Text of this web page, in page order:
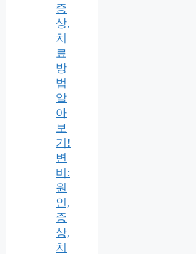
증
상,
치
료
방
법
알
아
보
기!
변
비:
원
인,
증
상,
치